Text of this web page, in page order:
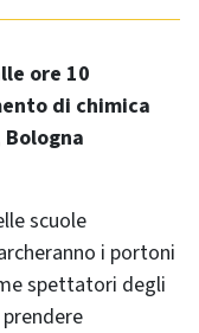
ore 10
di chimica
scuole
i portoni
spettatori degli